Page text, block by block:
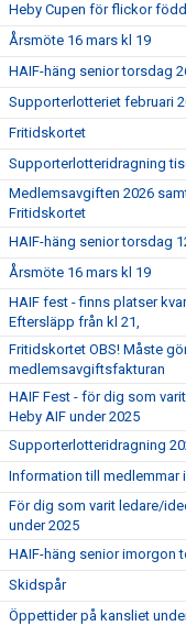
Heby Cupen för flickor
Årsmöte 16 mars kl 19
HAIF-häng senior torsdag
Supporterlotteriet februari
Fritidskortet
Supporterlotteridragning
Medlemsavgiften 2026
Fritidskortet
HAIF-häng senior torsdag
Årsmöte 16 mars kl 19
HAIF fest - finns platser
Eftersläpp från kl 21,
Fritidskortet OBS! Måste
medlemsavgiftsfakturan
HAIF Fest - för dig som
Heby AIF under 2025
Supporterlotteridragning
Information till medlemmar
För dig som varit ledare/
under 2025
HAIF-häng senior imorgon
Skidspår
Öppettider på kansliet